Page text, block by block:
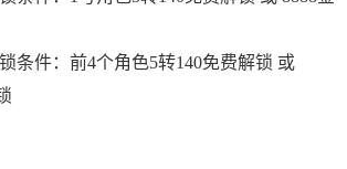
件：前4个角色5转140免费解锁 或